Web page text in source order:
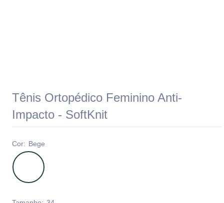
Tênis Ortopédico Feminino Anti-
Impacto - SoftKnit
Cor: Bege